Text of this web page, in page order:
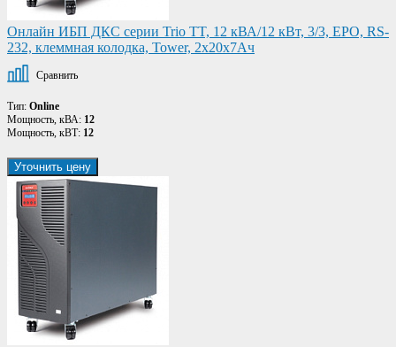
Онлайн ИБП ДКС серии Trio TT, 12 кВА/12 кВт, 3/3, EPO, RS-
232, клеммная колодка, Tower, 2x20х7Ач
Сравнить
Тип: Online
Мощность, кВА: 12
Мощность, кВТ: 12
Уточнить цену